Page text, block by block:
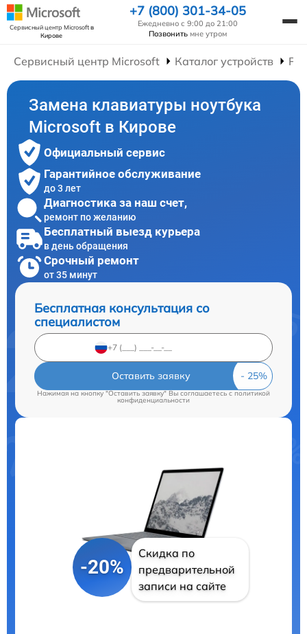
Сервисный центр Microsoftв
Кирове
+7 (800) 301-34-05
Ежедневно с 9:00 до 21:00
Позвонить мне утром
Сервисный центр Microsoft Каталог устройств
Замена клавиатуры ноутбука
Microsoft в Кирове
Официальный сервис
Гарантийное обслуживание
до 3 лет
Диагностика за наш счет,
ремонт по желанию
Бесплатный выезд курьера
в день обращения
Срочный ремонт
от 35 минут
Бесплатная консультация со
специалистом
Оставить заявку
Нажимая на кнопку "Оставить заявку" Вы соглашаетесь cполитикой
конфиденциальности
-20%
Скидка по
предварительной
записи на сайте